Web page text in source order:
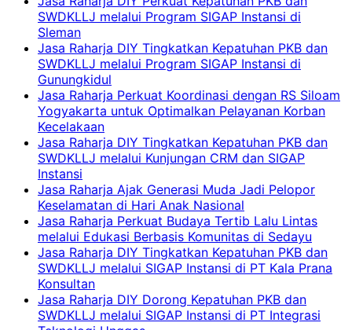
SWDKLLJ melalui Program SIGAP Instansi di
Sleman
Jasa Raharja DIY Tingkatkan Kepatuhan PKB dan
SWDKLLJ melalui Program SIGAP Instansi di
Gunungkidul
Jasa Raharja Perkuat Koordinasi dengan RS Siloam
Yogyakarta untuk Optimalkan Pelayanan Korban
Kecelakaan
Jasa Raharja DIY Tingkatkan Kepatuhan PKB dan
SWDKLLJ melalui Kunjungan CRM dan SIGAP
Instansi
Jasa Raharja Ajak Generasi Muda Jadi Pelopor
Keselamatan di Hari Anak Nasional
Jasa Raharja Perkuat Budaya Tertib Lalu Lintas
melalui Edukasi Berbasis Komunitas di Sedayu
Jasa Raharja DIY Tingkatkan Kepatuhan PKB dan
SWDKLLJ melalui SIGAP Instansi di PT Kala Prana
Konsultan
Jasa Raharja DIY Dorong Kepatuhan PKB dan
SWDKLLJ melalui SIGAP Instansi di PT Integrasi